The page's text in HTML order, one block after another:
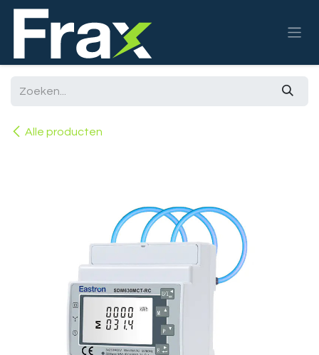
Overslaan naar inhoud
Alle producten